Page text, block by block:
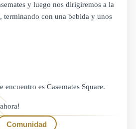
y luego nos dirigiremos a la
terminando con una bebida y unos
es Casemates Square.
Comunidad